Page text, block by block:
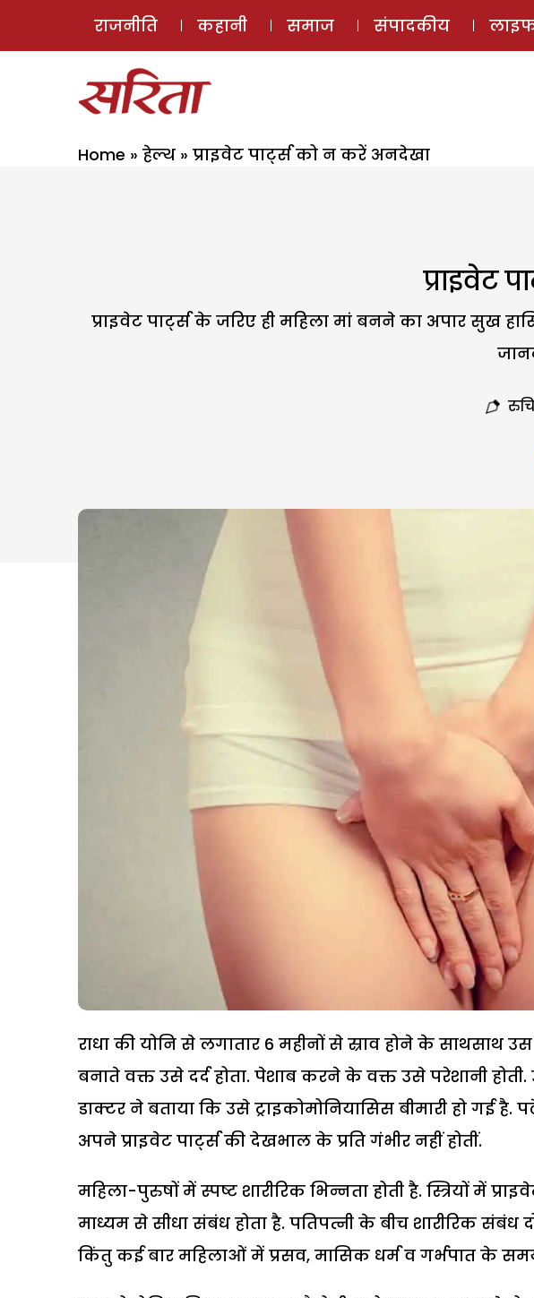
राजनीति कहानी समाज संपादकीय
Home » हेल्थ » प्राइवेट पार्ट्स को न करें अनदेखा
प्राइवेट
प्राइवेट पार्ट्स के जरिए ही महिला मां बनने का अपार सुख
राधा की योनि से लगातार 6 महीनों से स्राव होने के साथसाथ
बनाते वक्त उसे दर्द होता. पेशाब करने के वक्त उसे परेशानी
डाक्टर ने बताया कि उसे ट्राइकोमोनियासिस बीमारी हो गई
अपने प्राइवेट पार्ट्स की देखभाल के प्रति गंभीर नहीं होतीं.
महिला-पुरुषों में स्पष्ट शारीरिक भिन्नता होती है. स्त्रियों में
माध्यम से सीधा संबंध होता है. पतिपत्नी के बीच शारीरिक
किंतु कई बार महिलाओं में प्रसव, मासिक धर्म व गर्भपात के